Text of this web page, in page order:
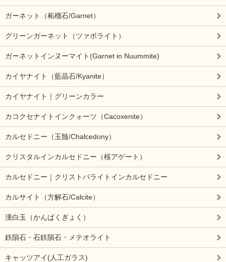
ガーネット（柘榴石/Garnet）
グリーンガーネット（ツァボライト）
ガーネットインヌーマイト(Garnet in Nuummite)
カイヤナイト（藍晶石/Kyanite）
カイヤナイト｜グリーンカラー
カコクセナイトインクォーツ（Cacoxenite）
カルセドニー（玉髄/Chalcedony）
クリスタルインカルセドニー（桜アゲート）
カルセドニー｜クリストバライトインカルセドニー
カルサイト（方解石/Calcite）
漢白玉（かんぱくぎょく）
鉄隕石・石鉄隕石・メテオライト
キャッツアイ(人工ガラス)